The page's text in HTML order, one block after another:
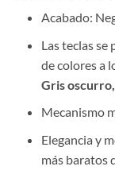
Acabado:
Las teclas
de colores a
Gris
Mecanismo
Elegancia y
más baratos